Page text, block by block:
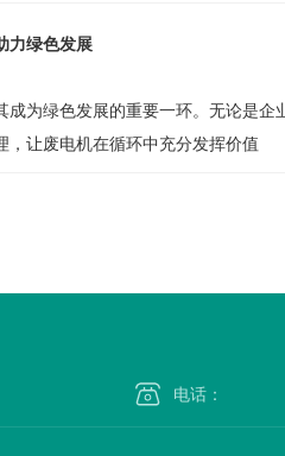
力绿色发展
成为绿色发展的重要一环。无论是企
，让废电机在循环中充分发挥价值